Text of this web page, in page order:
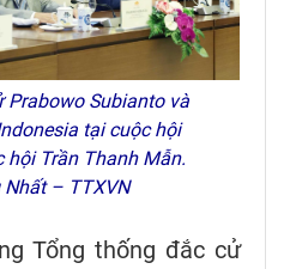
Prabowo Subianto và
tại cuộc hội
hội Trần Thanh Mẫn.
Nhất – TTXVN
Tổng thống đắc cử